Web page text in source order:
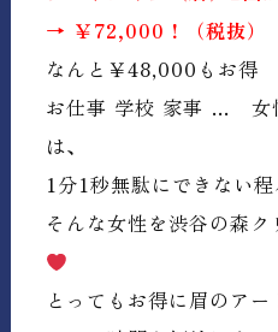
→ ￥72,000！
（税抜）
なんと ￥48,000 もお得
お仕事 学校 家事 … 女
は、
1分1秒無駄にできない程
そんな女性を渋谷の森
とってもお得に眉のアー